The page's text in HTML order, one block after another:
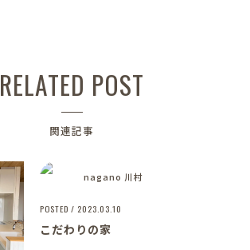
RELATED POST
関連記事
nagano 川村
POSTED / 2023.03.10
こだわりの家